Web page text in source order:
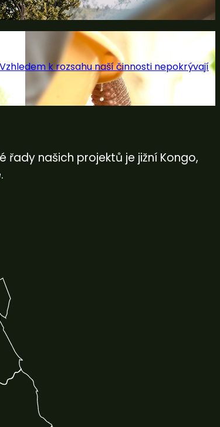
k rozsahu naší činnosti nepokrývají
našich projektů je jižní Kongo,